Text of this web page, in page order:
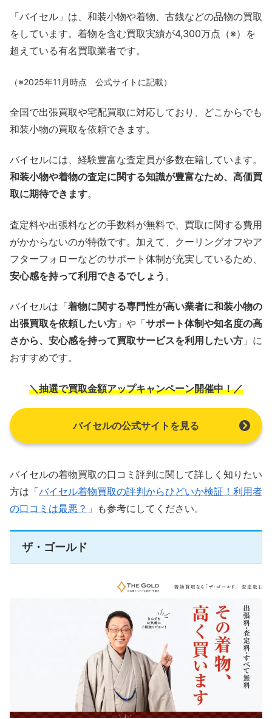
「バイセル」は、和装小物や着物、古銭などの品物の買取
をしています。着物を含む買取実績が4,300万点（※）を
超えている有名買取業者です。
（※2025年11月時点 公式サイトに記載）
全国で出張買取や宅配買取に対応しており、どこからでも
和装小物の買取を依頼できます。
バイセルには、経験豊富な査定員が多数在籍しています。
和装小物や着物の査定に関する知識が豊富なため、高価買
取に期待できます。
査定料や出張料などの手数料が無料で、買取に関する費用
がかからないのが特徴です。加えて、クーリングオフやア
フターフォローなどのサポート体制が充実しているため、
安心感を持って利用できるでしょう 。
バイセルは「着物に関する専門性が高い業者に和装小物の
出張買取を依頼したい方 」や「サポート体制や知名度の高
さから、安心感を持って買取サービスを利用したい方 」に
おすすめです。
＼抽選で買取金額アップキャンペーン開催中！／
バイセルの公式サイトを見る
バイセルの着物買取の口コミ評判に関して詳しく知りたい
方は「バイセル着物買取の評判からひどいか検証！利用者
の口コミは最悪？ 」も参考にしてください。
ザ・ゴールド